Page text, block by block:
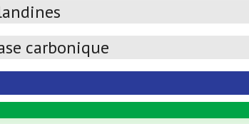
carbonique